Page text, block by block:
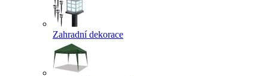
Zahradní dekorace